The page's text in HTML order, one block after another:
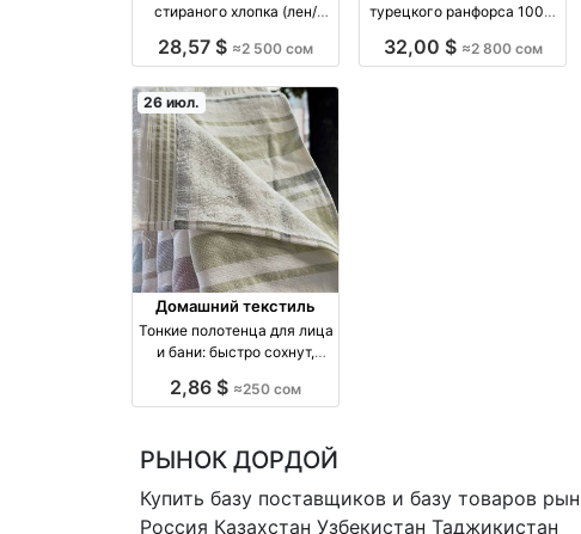
стираного хлопка (лен/
мягкое и нежное
28,57 $ ≈2 500 сом
турецкого ранфорса 100%
линьки и усадки | Бишкек
32,00 $ ≈2 800 сом
26 июл.
Домашний текстиль
Тонкие полотенца для лица
и бани: быстро сохнут,
впитывают — Бишкек
2,86 $ ≈250 сом
РЫНОК ДОРДОЙ
Купить базу поставщиков и базу товаров
Россия Казахстан Узбекистан Таджикистан